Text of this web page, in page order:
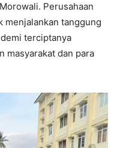
Perusahaan
menjalankan tanggung
terciptanya
masyarakat dan para